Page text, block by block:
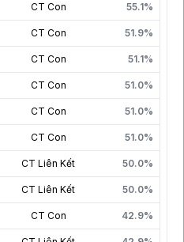
CT Con 55.1%
CT Con 51.9%
CT Con 51.1%
CT Con 51.0%
CT Con 51.0%
CT Con 51.0%
CT Liên Kết 50.0%
CT Liên Kết 50.0%
CT Con 42.9%